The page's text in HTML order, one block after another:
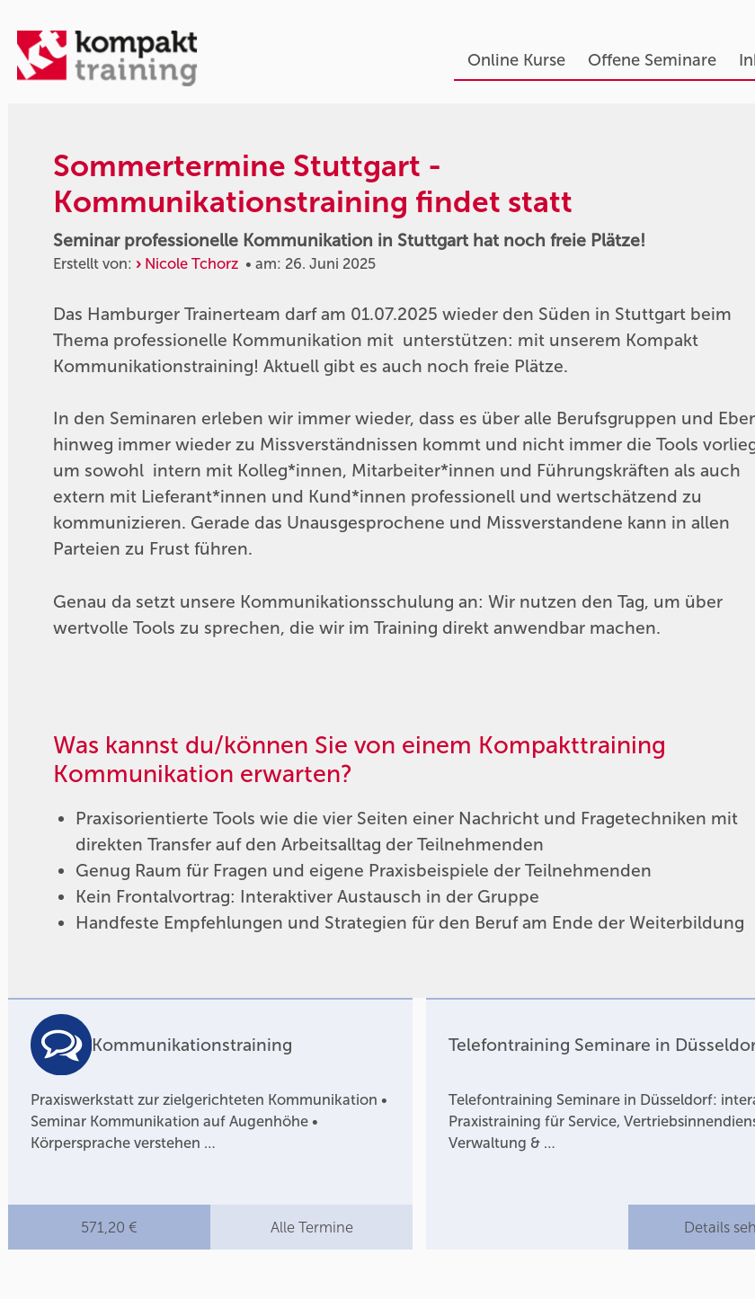
Online Kurse Offene Seminare
Sommertermine Stuttgart -
Kommunikationstraining findet statt
Seminar professionelle Kommunikation in Stuttgart hat noch freie Plätze!
Erstellt von: Nicole Tchorz • am: 26. Juni 2025
Das Hamburger Trainerteam darf am 01.07.2025 wieder den Süden in Stuttgart beim
Thema professionelle Kommunikation mit unterstützen: mit unserem Kompakt
Kommunikationstraining! Aktuell gibt es auch noch freie Plätze.
In den Seminaren erleben wir immer wieder, dass es über alle Berufsgruppen und
hinweg immer wieder zu Missverständnissen kommt und nicht immer die Tools
um sowohl intern mit Kolleg*innen, Mitarbeiter*innen und Führungskräften als auch
extern mit Lieferant*innen und Kund*innen professionell und wertschätzend zu
kommunizieren. Gerade das Unausgesprochene und Missverstandene kann in allen
Parteien zu Frust führen.
Genau da setzt unsere Kommunikationsschulung an: Wir nutzen den Tag, um über
wertvolle Tools zu sprechen, die wir im Training direkt anwendbar machen.
Was kannst du/können Sie von einem Kompakttraining
Kommunikation erwarten?
Praxisorientierte Tools wie die vier Seiten einer Nachricht und Fragetechniken mit
direkten Transfer auf den Arbeitsalltag der Teilnehmenden
Genug Raum für Fragen und eigene Praxisbeispiele der Teilnehmenden
Kein Frontalvortrag: Interaktiver Austausch in der Gruppe
Handfeste Empfehlungen und Strategien für den Beruf am Ende der Weiterbildung
Kommunikationstraining
Praxiswerkstatt zur zielgerichteten Kommunikation •
Seminar Kommunikation auf Augenhöhe •
Körpersprache verstehen …
571,20 € Alle Termine
Telefontraining Seminare in
Telefontraining Seminare in Düsseldorf:
Praxistraining für Service,
Verwaltung & …
Details